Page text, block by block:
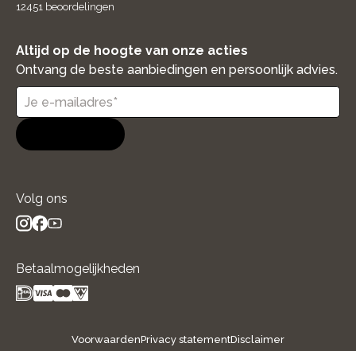
12451 beoordelingen
Altijd op de hoogte van onze acties
Ontvang de beste aanbiedingen en persoonlijk advies.
Volg ons
Betaalmogelijkheden
VoorwaardenPrivacy statementDisclaimer